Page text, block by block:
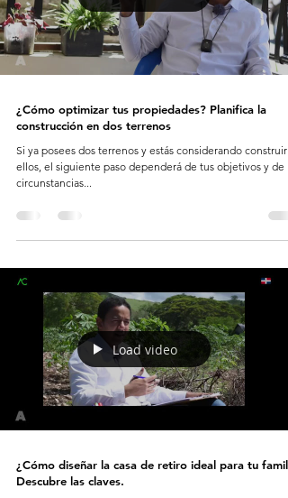
¿Cómo optimizar tus propiedades? Planifica la
construcción en dos terrenos
Si ya posees dos terrenos y estás considerando construir
ellos, el siguiente paso dependerá de tus objetivos y de
circunstancias...
Load video
¿Cómo diseñar la casa de retiro ideal para tu
Descubre las claves.